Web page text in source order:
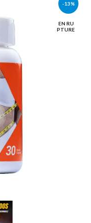
-13%
EN RU
PTURE